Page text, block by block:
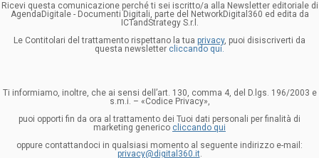
Ricevi questa comunicazione perché ti sei iscritto/a alla Newsletter editoriale di
AgendaDigitale - Documenti Digitali, parte del NetworkDigital360 ed edita da
ICTandStrategy S.r.l.
Le Contitolari del trattamento rispettano la tua privacy, puoi disiscriverti da
questa newsletter cliccando qui.
Ti informiamo, inoltre, che ai sensi dell’art. 130, comma 4, del D.lgs. 196/2003 e
s.m.i. – «Codice Privacy»,
puoi opporti fin da ora al trattamento dei Tuoi dati personali per finalità di
marketing generico cliccando qui
oppure contattandoci in qualsiasi momento al seguente indirizzo e-mail:
privacy@digital360.it.